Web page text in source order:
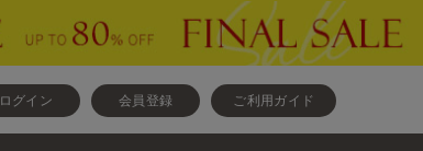
ログイン 会員登録 ご利用ガイド